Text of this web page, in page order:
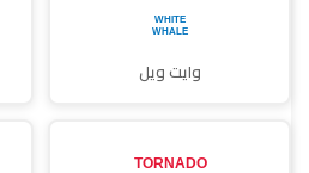
وايت ويل